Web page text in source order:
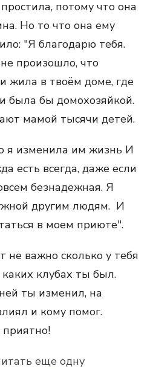
потому что она
Но то что она ему
"Я благодарю тебя.
произошло, что
жила в твоём доме, где
была бы домохозяйкой.
мамой тысячи детей.
я изменила им жизнь И
есть всегда, даже если
безнадежная. Я
другим людям. И
в моем приюте".
не важно сколько у тебя
клубах ты был.
ты изменил, на
и кому помог.
еще одну